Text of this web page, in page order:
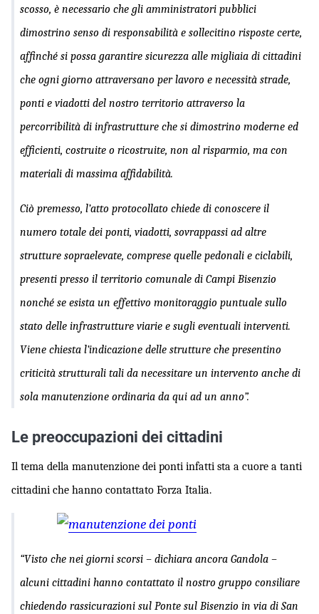
scosso, è necessario che gli amministratori pubblici
dimostrino senso di responsabilità e sollecitino risposte certe,
affinché si possa garantire sicurezza alle migliaia di cittadini
che ogni giorno attraversano per lavoro e necessità strade,
ponti e viadotti del nostro territorio attraverso la
percorribilità di infrastrutture che si dimostrino moderne ed
efficienti, costruite o ricostruite, non al risparmio, ma con
materiali di massima affidabilità.
Ciò premesso, l’atto protocollato chiede di conoscere il
numero totale dei ponti, viadotti, sovrappassi ad altre
strutture sopraelevate, comprese quelle pedonali e ciclabili,
presenti presso il territorio comunale di Campi Bisenzio
nonché se esista un effettivo monitoraggio puntuale sullo
stato delle infrastrutture viarie e sugli eventuali interventi.
Viene chiesta l’indicazione delle strutture che presentino
criticità strutturali tali da necessitare un intervento anche di
sola manutenzione ordinaria da qui ad un anno”.
Le preoccupazioni dei cittadini
Il tema della manutenzione dei ponti infatti sta a cuore a tanti
cittadini che hanno contattato Forza Italia.
“Visto che nei giorni scorsi – dichiara ancora Gandola –
alcuni cittadini hanno contattato il nostro gruppo consiliare
chiedendo rassicurazioni sul Ponte sul Bisenzio in via di San